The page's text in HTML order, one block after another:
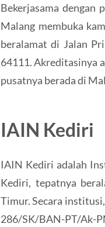
Bekerjasama dengan
Malang membuka
beralamat di Jalan
64111. Akreditasinya
pusatnya berada di
IAIN Kediri
IAIN Kediri adalah
Kediri, tepatnya
Timur. Secara
286/SK/BAN-PT/Ak-